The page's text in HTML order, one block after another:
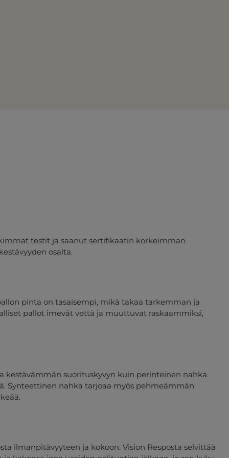
testit ja saanut sertifikaatin korkeimman
osalta.
pinta on tasaisempi, mikä takaa tarkemman ja
pallot imevät vettä ja muuttuvat raskaammiksi,
kestävämmän suorituskyvyn kuin perinteinen nahka.
Synteettinen nahka tarjoaa myös pehmeämmän
ilmanpitävyyteen ja kokoon. Vision Resposta selvittää